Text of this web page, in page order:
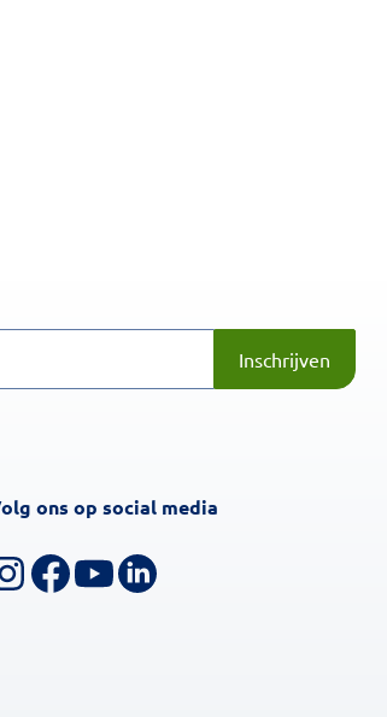
Inschrijven
ons op social media
Volg ons op Instagram
Volg ons op Facebook
Bekijk ons YouTube-kanaal